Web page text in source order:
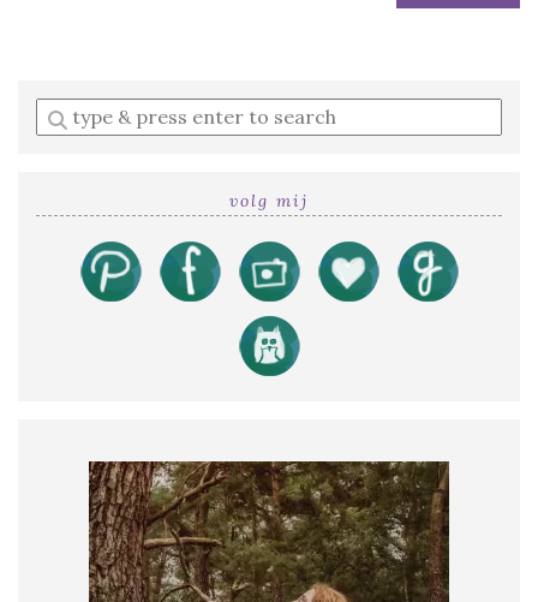
Enter
a
volg mij